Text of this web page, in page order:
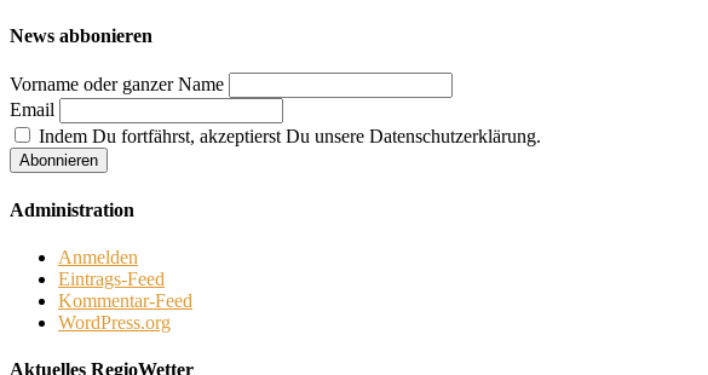
News abbonieren
Vorname oder ganzer Name
Email
Indem Du fortfährst, akzeptierst Du unsere Datenschutzerklärung.
Administration
Anmelden
Eintrags-Feed
Kommentar-Feed
WordPress.org
Aktuelles RegioWetter